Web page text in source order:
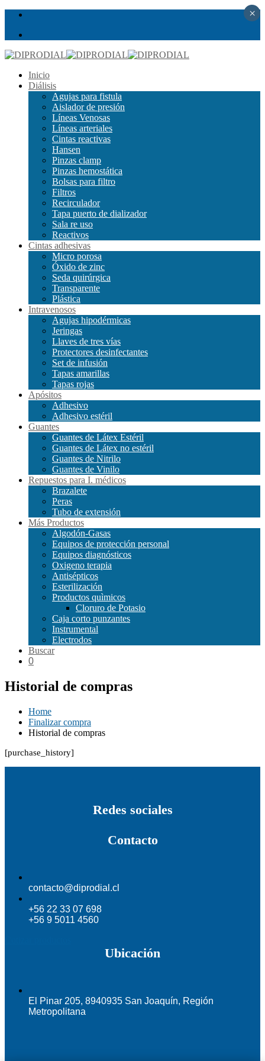
Inicio
Diálisis
Agujas para fistula
Aislador de presión
Líneas Venosas
Líneas arteriales
Cintas reactivas
Hansen
Pinzas clamp
Pinzas hemostática
Bolsas para filtro
Filtros
Recirculador
Tapa puerto de dializador
Sala re uso
Reactivos
Cintas adhesivas
Micro porosa
Óxido de zinc
Seda quirúrgica
Transparente
Plástica
Intravenosos
Agujas hipodérmicas
Jeringas
Llaves de tres vías
Protectores desinfectantes
Set de infusión
Tapas amarillas
Tapas rojas
Apósitos
Adhesivo
Adhesivo estéril
Guantes
Guantes de Látex Estéril
Guantes de Látex no estéril
Guantes de Nitrilo
Guantes de Vinilo
Repuestos para I. médicos
Brazalete
Peras
Tubo de extensión
Más Productos
Algodón-Gasas
Equipos de protección personal
Equipos diagnósticos
Oxigeno terapia
Antisépticos
Esterilización
Productos quìmicos
Cloruro de Potasio
Caja corto punzantes
Instrumental
Electrodos
Buscar
0
Historial de compras
Home
Finalizar compra
Historial de compras
[purchase_history]
Redes sociales
Contacto
contacto@diprodial.cl
+56 22 33 07 698
+56 9 5011 4560
Ubicación
El Pinar 205, 8940935 San Joaquín, Región
Metropolitana
×